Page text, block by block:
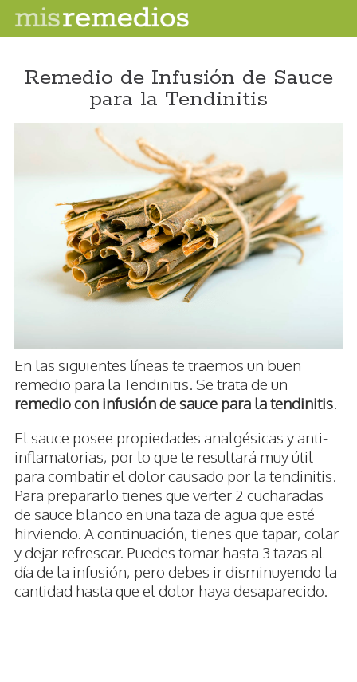
Remedio de Infusión de Sauce
para la Tendinitis
En las siguientes líneas te traemos un buen
remedio para la Tendinitis. Se trata de un
remedio con infusión de sauce para la tendinitis
El sauce posee propiedades analgésicas y anti-
inflamatorias, por lo que te resultará muy útil
para combatir el dolor causado por la tendinitis.
Para prepararlo tienes que verter 2 cucharadas
de sauce blanco en una taza de agua que esté
hirviendo. A continuación, tienes que tapar, colar
y dejar refrescar. Puedes tomar hasta 3 tazas al
día de la infusión, pero debes ir disminuyendo la
cantidad hasta que el dolor haya desaparecido.